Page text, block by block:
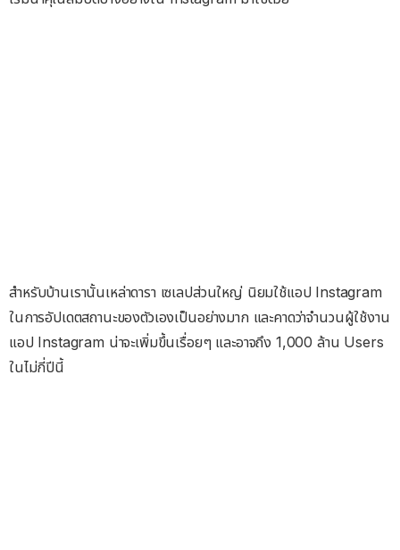
สำหรับบ้านเรานั้นเหล่าดารา เซเลปส่วนใหญ่ นิยมใช้แอป Instagram
ในการอัปเดตสถานะของตัวเองเป็นอย่างมาก และคาดว่าจำนวนผู้ใช้งาน
แอป Instagram น่าจะเพิ่มขึ้นเรื่อยๆ และอาจถึง 1,000 ล้าน Users
ในไม่กี่ปีนี้